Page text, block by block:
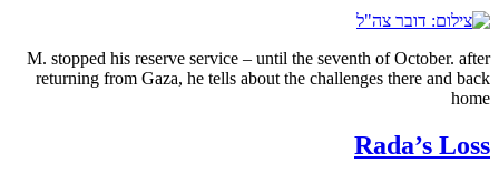
M. stopped his reserve service – until the seventh of October. after
returning from Gaza, he tells about the challenges there and back
home
Rada’s Loss